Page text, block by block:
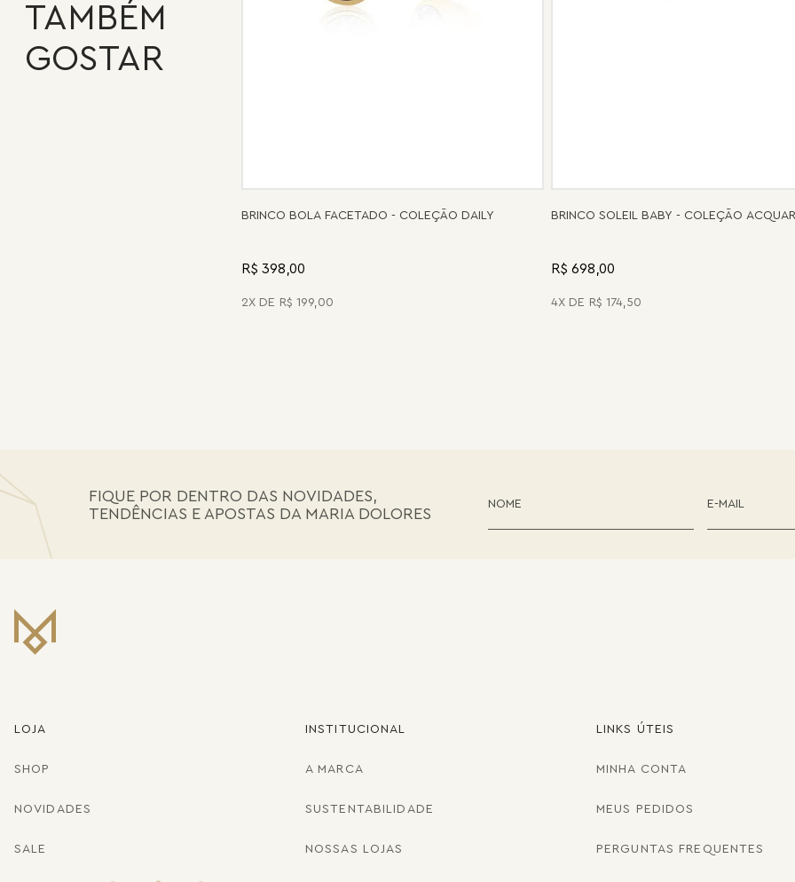
TAMBÉM
GOSTAR
BRINCO BOLA FACETADO - COLEÇÃO DAILY
R$ 398,00
2 R$ 199,00
BRINCO SOLEIL BABY - COLEÇÃO
R$ 698,00
4 R$ 174,50
FIQUE POR DENTRO DAS NOVIDADES,
TENDÊNCIAS E APOSTAS DA MARIA DOLORES
LOJA
SHOP
NOVIDADES
SALE
INSTITUCIONAL
A MARCA
SUSTENTABILIDADE
NOSSAS LOJAS
LINKS ÚTEIS
MINHA CONTA
MEUS PEDIDOS
PERGUNTAS FREQUENTES